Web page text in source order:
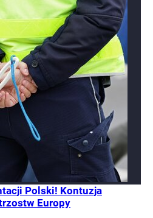
Polski! Kontuzja
Europy